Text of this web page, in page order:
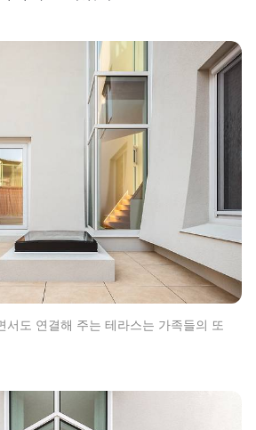
서도 연결해 주는 테라스는 가족들의 또